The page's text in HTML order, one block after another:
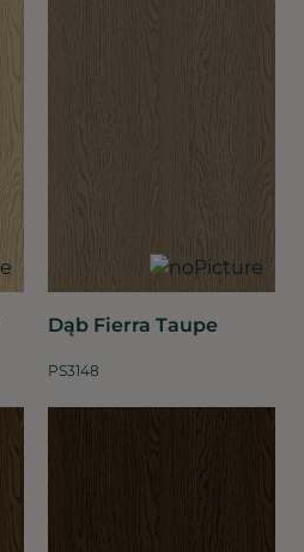
Dąb Fierra Taupe
PS3148